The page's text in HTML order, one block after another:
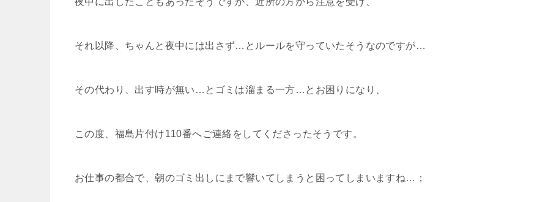
それ以降、ちゃんと夜中には出さず…とルールを守っていたそうなのですが…
その代わり、出す時が無い…とゴミは溜まる一方…とお困りになり、
この度、福島片付け110番へご連絡をしてくださったそうです。
お仕事の都合で、朝のゴミ出しにまで響いてしまうと困ってしまいますね…；